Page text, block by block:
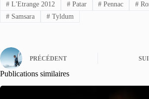
#L'Etrange 2012 #Patar # Pennac #
#Samsara #Tyldum
PRÉCÉDENT
Publications similaires